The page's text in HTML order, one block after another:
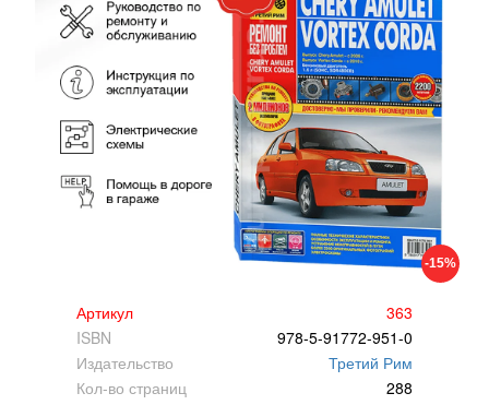
-15%
Артикул
363
ISBN
978-5-91772-951-0
Издательство
Третий Рим
Кол-во страниц
288